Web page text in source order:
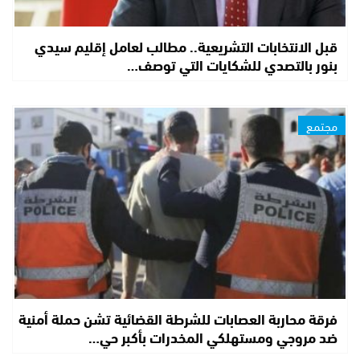
قبل الانتخابات التشريعية.. مطالب لعامل إقليم سيدي
بنور بالتصدي للشكايات التي توصف…
مجتمع
فرقة محاربة العصابات للشرطة القضائية تشن حملة أمنية
ضد مروجي ومستهلكي المخدرات بأكبر حي…